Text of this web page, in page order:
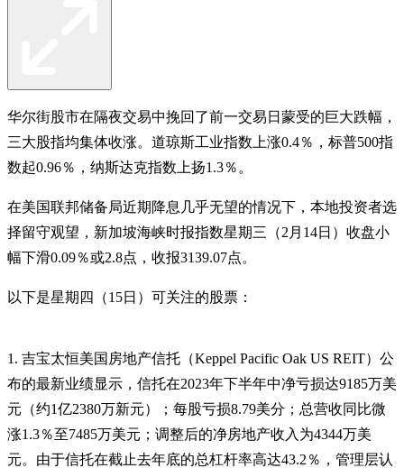
华尔街股市在隔夜交易中挽回了前一交易日蒙受的巨大跌幅，
三大股指均集体收涨。道琼斯工业指数上涨0.4％，标普500指
数起0.96％，纳斯达克指数上扬1.3％。
在美国联邦储备局近期降息几乎无望的情况下，本地投资者选
择留守观望，新加坡海峡时报指数星期三（2月14日）收盘小
幅下滑0.09％或2.8点，收报3139.07点。
以下是星期四（15日）可关注的股票：
1. 吉宝太恒美国房地产信托（Keppel Pacific Oak US REIT）公
布的最新业绩显示，信托在2023年下半年中净亏损达9185万美
元（约1亿2380万新元）；每股亏损8.79美分；总营收同比微
涨1.3％至7485万美元；调整后的净房地产收入为4344万美
元。由于信托在截止去年底的总杠杆率高达43.2％，管理层认